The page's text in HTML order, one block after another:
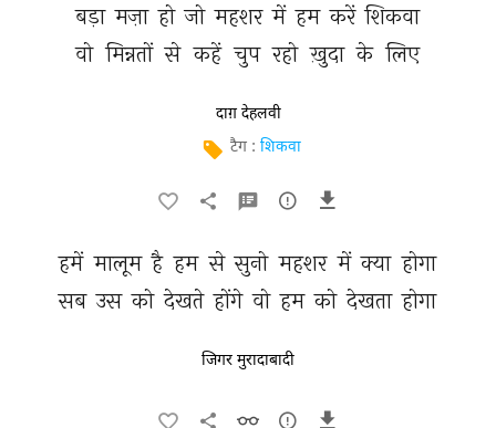
बड़ा मज़ा हो जो महशर में हम करें शिकवा
वो मिन्नतों से कहें चुप रहो ख़ुदा के लिए
दाग़ देहलवी
टैग : शिकवा
हमें मालूम है हम से सुनो महशर में क्या होगा
सब उस को देखते होंगे वो हम को देखता होगा
जिगर मुरादाबादी